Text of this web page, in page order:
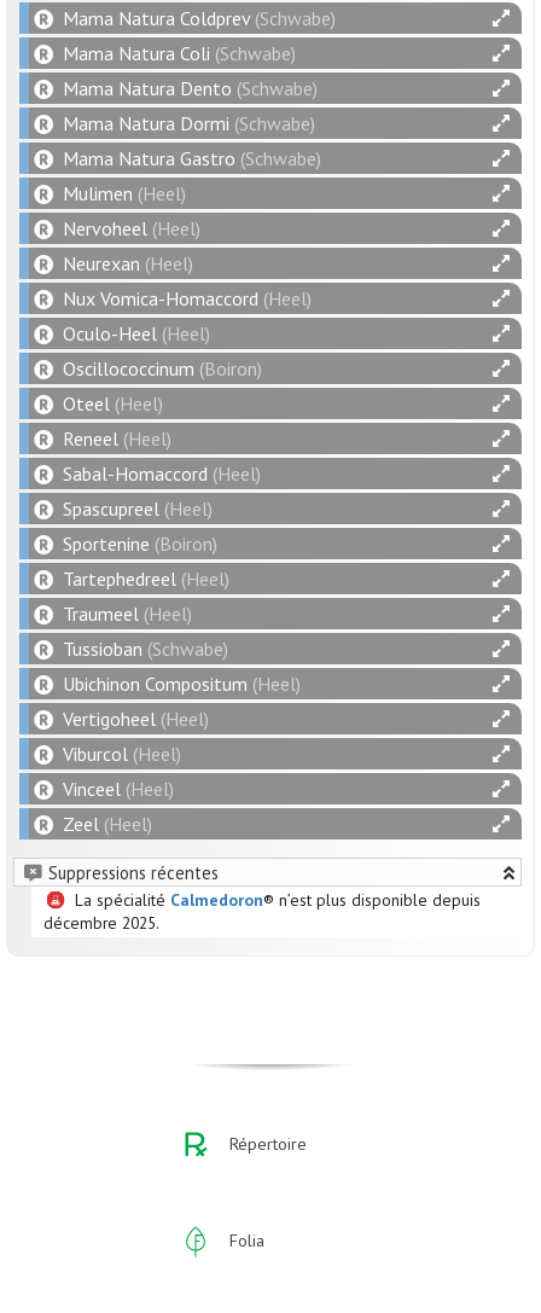
Mama Natura Coldprev(Schwabe)
Mama Natura Coli (Schwabe)
Mama Natura Dento (Schwabe)
Mama Natura Dormi (Schwabe)
Mama Natura Gastro (Schwabe)
Mulimen (Heel)
Nervoheel (Heel)
Neurexan (Heel)
Nux Vomica-Homaccord (Heel)
Oculo-Heel (Heel)
Oscillococcinum (Boiron)
Oteel (Heel)
Reneel (Heel)
Sabal-Homaccord (Heel)
Spascupreel (Heel)
Sportenine (Boiron)
Tartephedreel (Heel)
Traumeel (Heel)
Tussioban (Schwabe)
Ubichinon Compositum (Heel)
Vertigoheel (Heel)
Viburcol (Heel)
Vinceel (Heel)
Zeel (Heel)
Suppressions récentes
La spécialité Calmedoron® n’est plus disponible depuis
décembre 2025.
Répertoire
Folia